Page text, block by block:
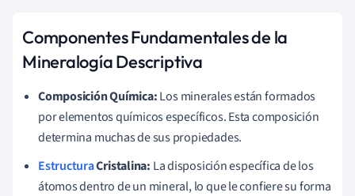
Componentes Fundamentales de la
Mineralogía Descriptiva
Composición Química:Los minerales están formados
por elementos químicos específicos. Esta composición
determina muchas de sus propiedades.
EstructuraCristalina: La disposición específica de los
átomos dentro de un mineral, lo que le confiere su forma